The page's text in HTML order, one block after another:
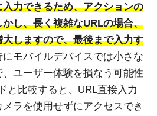
力できるため、アクションの
し、長く複雑なURLの場合、
しますので、最後まで入力す
にモバイルデバイスでは小さな
ユーザー体験を損なう可能性
と比較すると、URL直接入力
ラを使用せずにアクセスでき